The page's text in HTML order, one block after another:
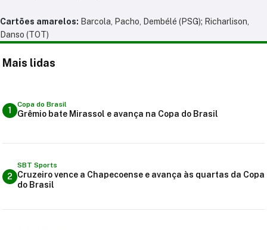
Cartões amarelos: Barcola, Pacho, Dembélé (PSG); Richarlison,
Danso (TOT)
Mais lidas
1
Copa do Brasil
Grêmio bate Mirassol e avança na Copa do Brasil
2
SBT Sports
Cruzeiro vence a Chapecoense e avança às quartas da Copa
do Brasil